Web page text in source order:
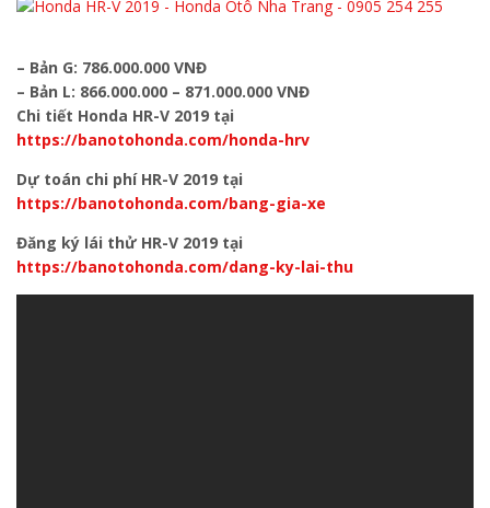
– Bản G: 786.000.000 VNĐ
– Bản L: 866.000.000 – 871.000.000 VNĐ
Chi tiết Honda HR-V 2019 tại
https://banotohonda.com/honda-hrv
Dự toán chi phí HR-V 2019 tại
https://banotohonda.com/bang-gia-xe
Đăng ký lái thử HR-V 2019 tại
https://banotohonda.com/dang-ky-lai-thu